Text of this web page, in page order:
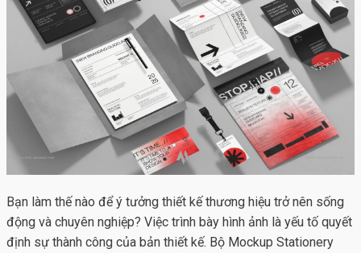
Bạn làm thế nào để ý tưởng thiết kế thương hiệu trở nên sống
động và chuyên nghiệp? Việc trình bày hình ảnh là yếu tố quyết
định sự thành công của bản thiết kế. Bộ Mockup Stationery